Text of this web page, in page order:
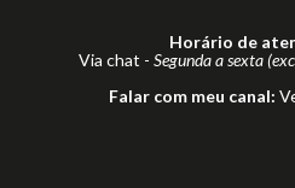
Horário de
Via chat - Segunda a sexta
Falar com meu canal: